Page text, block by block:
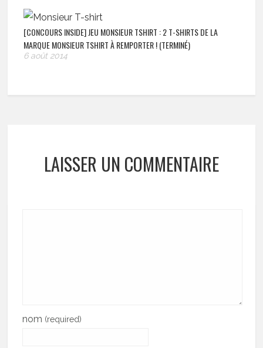
[CONCOURS INSIDE] JEU MONSIEUR TSHIRT : 2 T-SHIRTS DE LA
MARQUE MONSIEUR TSHIRT À REMPORTER ! (TERMINÉ)
6 août 2014
LAISSER UN COMMENTAIRE
nom (required)